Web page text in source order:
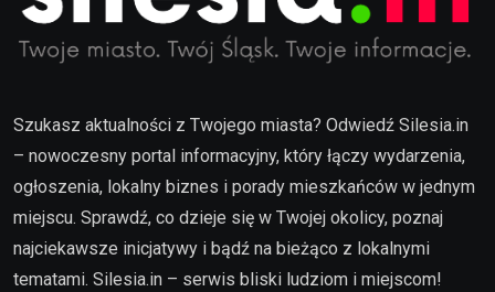
Szukasz aktualności z Twojego miasta? Odwiedź Silesia.in
– nowoczesny portal informacyjny, który łączy wydarzenia,
ogłoszenia, lokalny biznes i porady mieszkańców w jednym
miejscu. Sprawdź, co dzieje się w Twojej okolicy, poznaj
najciekawsze inicjatywy i bądź na bieżąco z lokalnymi
tematami. Silesia.in – serwis bliski ludziom i miejscom!